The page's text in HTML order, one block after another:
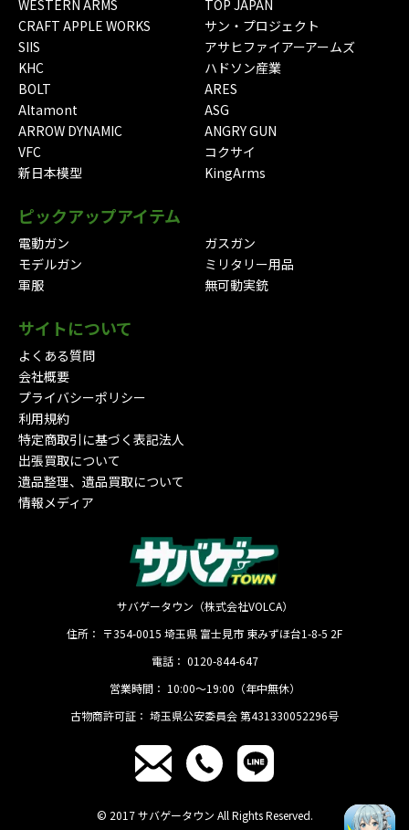
WESTERN ARMS
TOP JAPAN
CRAFT APPLE WORKS
サン・プロジェクト
SIIS
アサヒファイアーアームズ
KHC
ハドソン産業
BOLT
ARES
Altamont
ASG
ARROW DYNAMIC
ANGRY GUN
VFC
コクサイ
新日本模型
KingArms
ピックアップアイテム
電動ガン
ガスガン
モデルガン
ミリタリー用品
軍服
無可動実銃
サイトについて
よくある質問
会社概要
プライバシーポリシー
利用規約
特定商取引に基づく表記法人
出張買取について
遺品整理、遺品買取について
情報メディア
サバゲータウン（株式会社VOLCA）
住所： 〒354-0015 埼玉県 富士見市 東みずほ台1-8-5 2F
電話： 0120-844-647
営業時間： 10:00〜19:00（年中無休）
古物商許可証： 埼玉県公安委員会 第431330052296号
© 2017 サバゲータウン All Rights Reserved.